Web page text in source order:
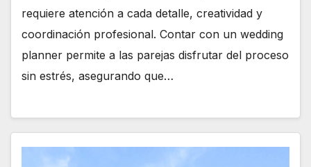
requiere atención a cada detalle, creatividad y
coordinación profesional. Contar con un wedding
planner permite a las parejas disfrutar del proceso
sin estrés, asegurando que…